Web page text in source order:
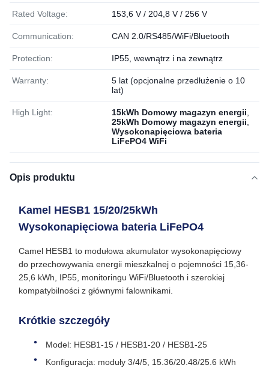
Rated Voltage: 153,6 V / 204,8 V / 256 V
Communication: CAN 2.0/RS485/WiFi/Bluetooth
Protection: IP55, wewnątrz i na zewnątrz
Warranty:
5 lat (opcjonalne przedłużenie o 10
lat)
High Light: 15kWh Domowy magazyn energii
25kWh Domowy magazyn energii
Wysokonapięciowa bateria
LiFePO4 WiFi
Opis produktu
Kamel HESB1 15/20/25kWh
Wysokonapięciowa bateria LiFePO4
Camel HESB1 to modułowa akumulator wysokonapięciowy
do przechowywania energii mieszkalnej o pojemności 15,36-
25,6 kWh, IP55, monitoringu WiFi/Bluetooth i szerokiej
kompatybilności z głównymi falownikami.
Krótkie szczegóły
Model: HESB1‐15 / HESB1‐20 / HESB1‐25
Konfiguracja: moduły 3/4/5, 15.36/20.48/25.6 kWh